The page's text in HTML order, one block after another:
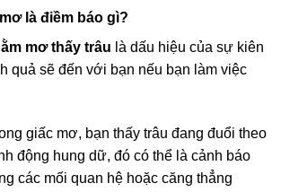
là điềm báo gì?
mơ thấy trâu là dấu hiệu của sự kiên
quả sẽ đến với bạn nếu bạn làm việc
giấc mơ, bạn thấy trâu đang đuổi theo
động hung dữ, đó có thể là cảnh báo
các mối quan hệ hoặc căng thẳng